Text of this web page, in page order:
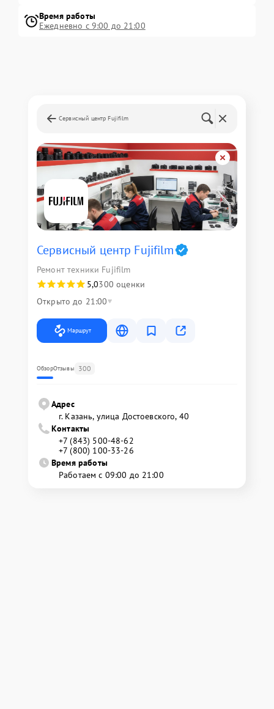
Время работы
Ежедневно с 9:00 до 21:00
Сервисный центр Fujifilm
Сервисный центр Fujifilm
Ремонт техники Fujifilm
5,0300 оценки
Открыто до 21:00
Маршрут
ОбзорОтзывы 300
Адрес
г. Казань, улица Достоевского, 40
Контакты
+7 (843) 500-48-62
+7 (800) 100-33-26
Время работы
Работаем с 09:00 до 21:00